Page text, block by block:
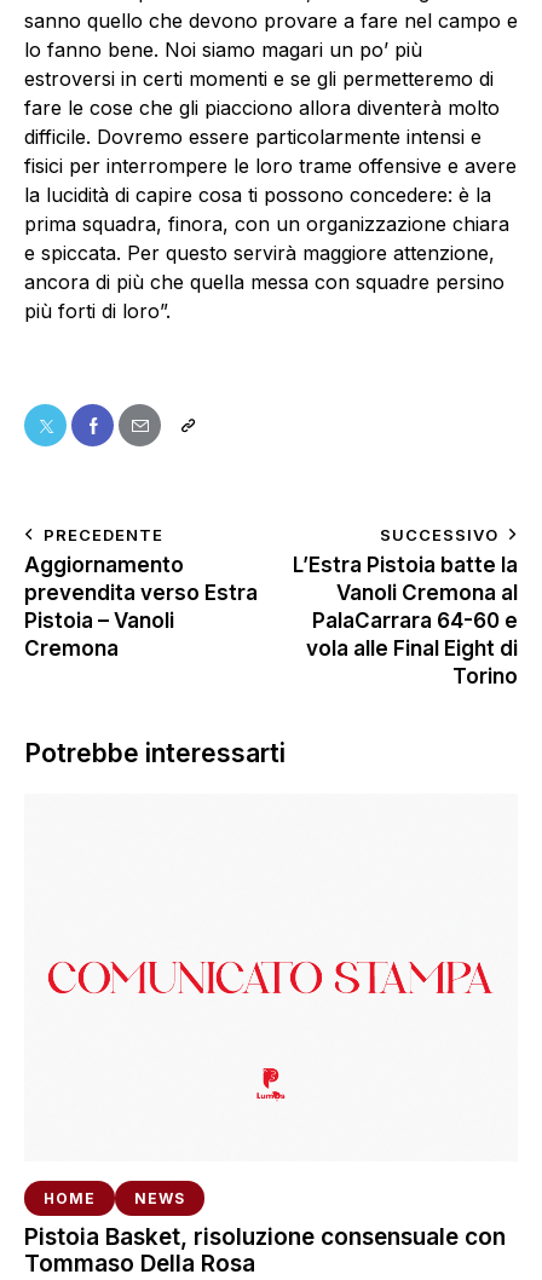
sanno quello che devono provare a fare nel campo e
lo fanno bene. Noi siamo magari un po’ più
estroversi in certi momenti e se gli permetteremo di
fare le cose che gli piacciono allora diventerà molto
difficile. Dovremo essere particolarmente intensi e
fisici per interrompere le loro trame offensive e avere
la lucidità di capire cosa ti possono concedere: è la
prima squadra, finora, con un organizzazione chiara
e spiccata. Per questo servirà maggiore attenzione,
ancora di più che quella messa con squadre persino
più forti di loro”.
PRECEDENTE
Aggiornamento
prevendita verso Estra
Pistoia – Vanoli
Cremona
SUCCESSIVO
L’Estra Pistoia batte la
Vanoli Cremona al
PalaCarrara 64-60 e
vola alle Final Eight di
Torino
Potrebbe interessarti
HOME NEWS
Pistoia Basket, risoluzione consensuale con
Tommaso Della Rosa